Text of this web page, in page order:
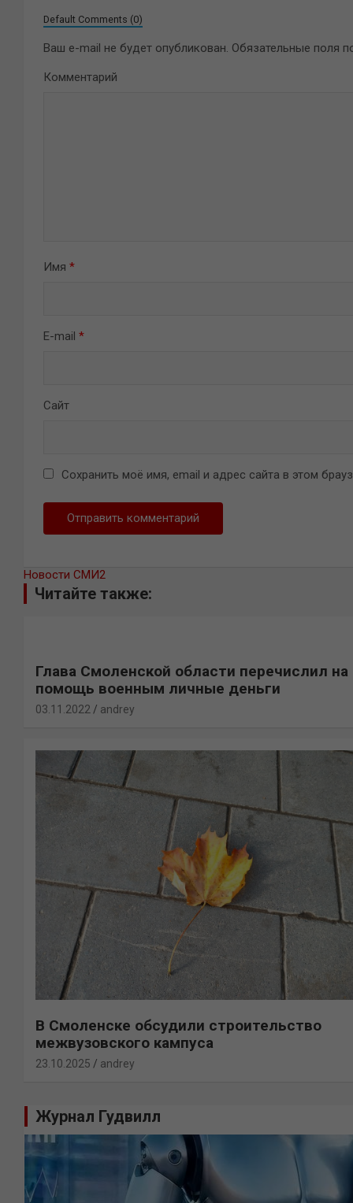
Default Comments (0)
Ваш e-mail не будет опубликован. Обязательные поля
Комментарий
Имя *
E-mail *
Сайт
Сохранить моё имя, email и адрес сайта в этом
Новости СМИ2
Читайте также:
Глава Смоленской области перечислил на
помощь военным личные деньги
03.11.2022 andrey
В Смоленске обсудили строительство
межвузовского кампуса
23.10.2025 andrey
Журнал Гудвилл